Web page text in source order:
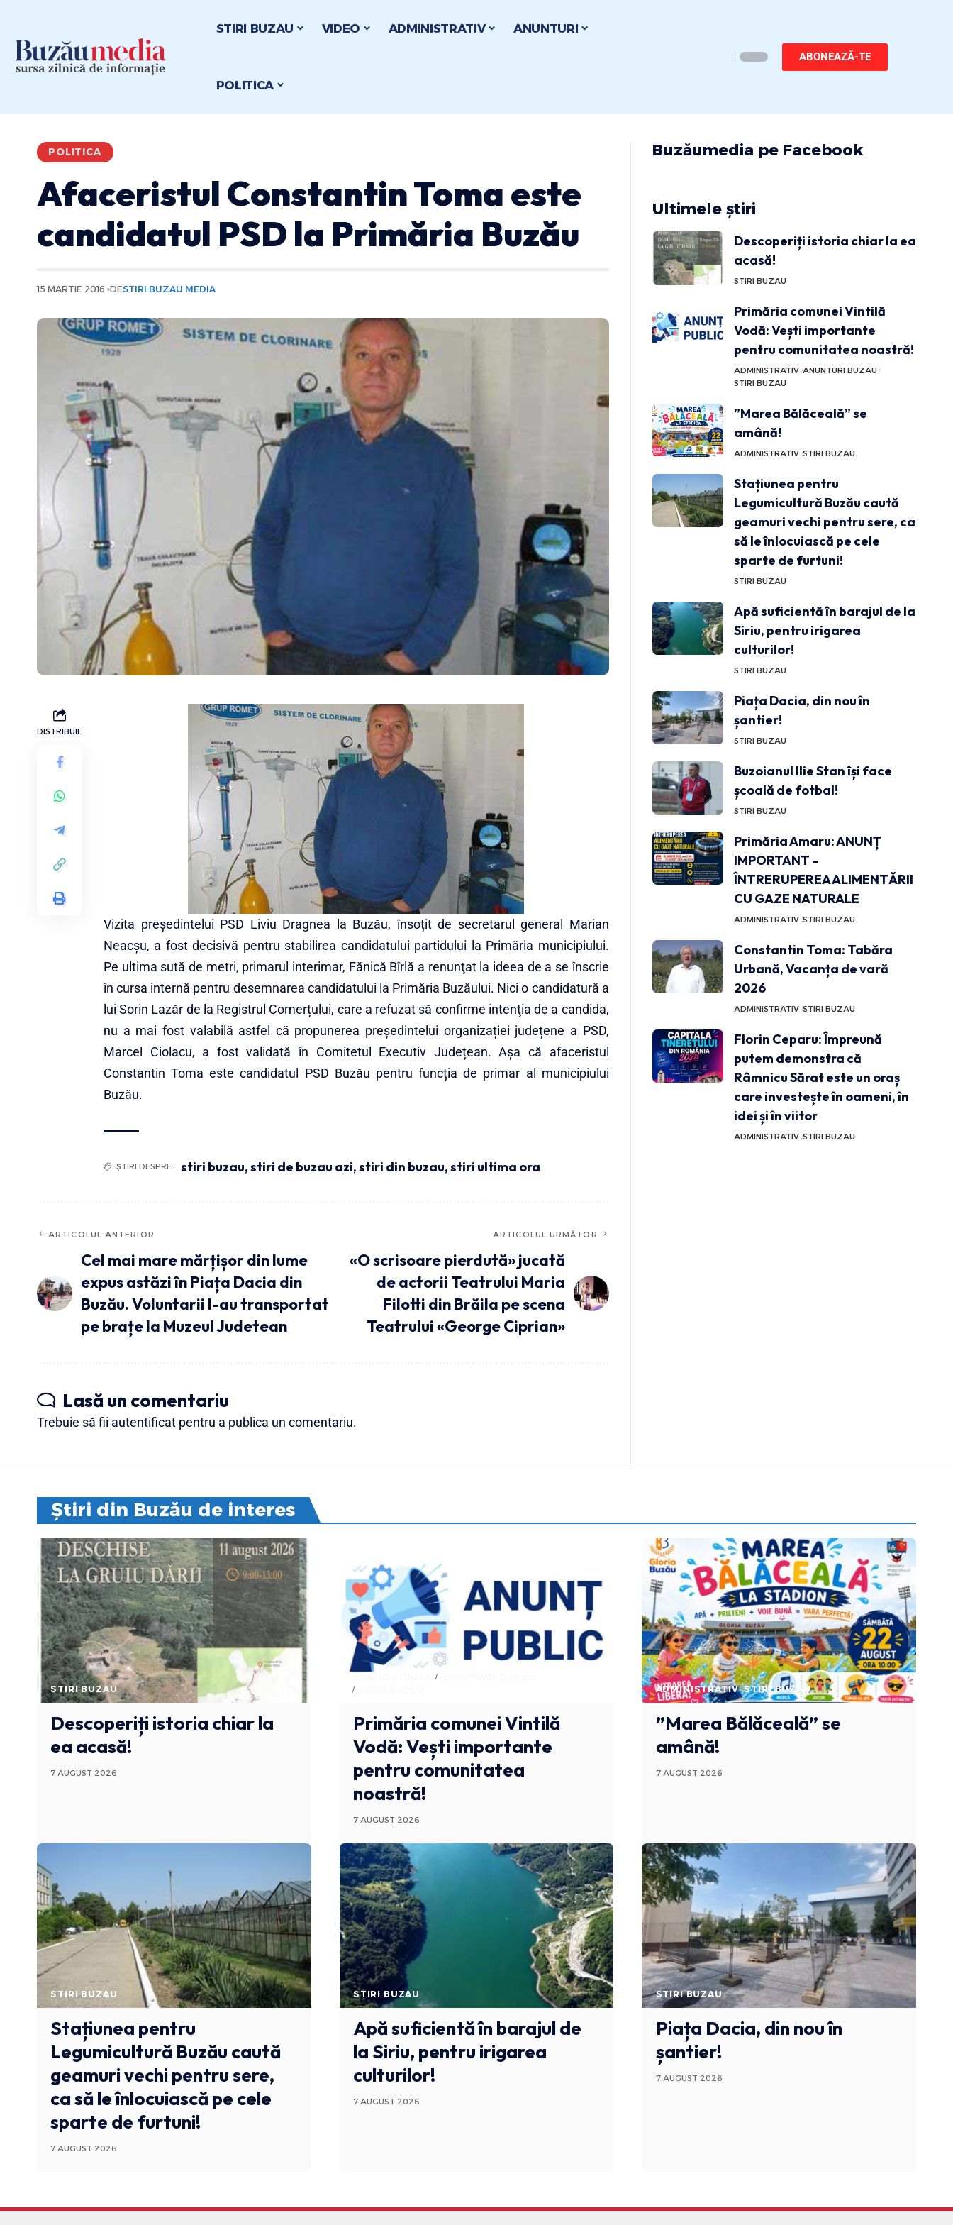
STIRI BUZAU VIDEO ADMINISTRATIV ANUNTURI
POLITICA
ABONEAZĂ-TE
POLITICA
Afaceristul Constantin Toma este
candidatul PSD la Primăria Buzău
15 MARTIE 2016 DESTIRI BUZAU MEDIA
DISTRIBUIE
Vizita președintelui PSD Liviu Dragnea la Buzău, însoțit de secretarul general Marian
Neacşu, a fost decisivă pentru stabilirea candidatului partidului la Primăria municipiului.
Pe ultima sută de metri, primarul interimar, Fănică Bîrlă a renunţat la ideea de a se înscrie
în cursa internă pentru desemnarea candidatului la Primăria Buzăului. Nici o candidatură a
lui Sorin Lazăr de la Registrul Comerțului, care a refuzat să confirme intenţia de a candida,
nu a mai fost valabilă astfel că propunerea președintelui organizației județene a PSD,
Marcel Ciolacu, a fost validată în Comitetul Executiv Județean. Așa că afaceristul
Constantin Toma este candidatul PSD Buzău pentru funcția de primar al municipiului
Buzău.
ȘTIRI DESPRE: stiri buzau,stiri de buzau azi,stiri din buzau,stiri ultima ora
ARTICOLUL ANTERIOR
Cel mai mare mărțișor din lume
expus astăzi în Piața Dacia din
Buzău. Voluntarii l-au transportat
pe brațe la Muzeul Judetean
ARTICOLUL URMĂTOR
«O scrisoare pierdută» jucată
de actorii Teatrului Maria
Filotti din Brăila pe scena
Teatrului «George Ciprian»
Lasă un comentariu
Trebuie să fii autentificat pentru a publica un comentariu.
Buzăumedia pe Facebook
Ultimele știri
Descoperiți istoria chiar la ea
acasă!
STIRI BUZAU
Primăria comunei Vintilă
Vodă: Vești importante
pentru comunitatea noastră!
ADMINISTRATIV ANUNTURI BUZAU
STIRI BUZAU
”Marea Bălăceală” se
amână!
ADMINISTRATIV STIRI BUZAU
Stațiunea pentru
Legumicultură Buzău caută
geamuri vechi pentru sere, ca
să le înlocuiască pe cele
sparte de furtuni!
STIRI BUZAU
Apă suficientă în barajul de la
Siriu, pentru irigarea
culturilor!
STIRI BUZAU
Piața Dacia, din nou în
șantier!
STIRI BUZAU
Buzoianul Ilie Stan își face
școală de fotbal!
STIRI BUZAU
Primăria Amaru: ANUNȚ
IMPORTANT –
ÎNTRERUPEREA ALIMENTĂRII
CU GAZE NATURALE
ADMINISTRATIV STIRI BUZAU
Constantin Toma: Tabăra
Urbană, Vacanța de vară
2026
ADMINISTRATIV STIRI BUZAU
Florin Ceparu: Împreună
putem demonstra că
Râmnicu Sărat este un oraș
care investește în oameni, în
idei și în viitor
ADMINISTRATIV STIRI BUZAU
Știri din Buzău de interes
STIRI BUZAU
Descoperiți istoria chiar la
ea acasă!
7 AUGUST 2026
ADMINISTRATIV
Primăria comunei Vintilă
Vodă: Vești importante
pentru comunitatea
noastră!
7 AUGUST 2026
ADMINISTRATIV STIRI BUZAU
”Marea Bălăceală” se
amână!
7 AUGUST 2026
STIRI BUZAU
Stațiunea pentru
Legumicultură Buzău caută
geamuri vechi pentru sere,
ca să le înlocuiască pe cele
sparte de furtuni!
7 AUGUST 2026
STIRI BUZAU
Apă suficientă în barajul de
la Siriu, pentru irigarea
culturilor!
7 AUGUST 2026
STIRI BUZAU
Piața Dacia, din nou în
șantier!
7 AUGUST 2026